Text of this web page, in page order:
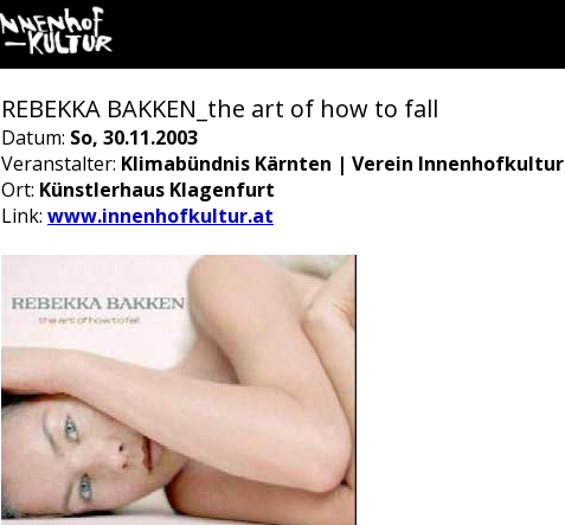
REBEKKA BAKKEN_the art of how to fall
Datum: So, 30.11.2003
Veranstalter: Klimabündnis Kärnten | Verein Innenhofkultur
Ort: Künstlerhaus Klagenfurt
Link: www.innenhofkultur.at